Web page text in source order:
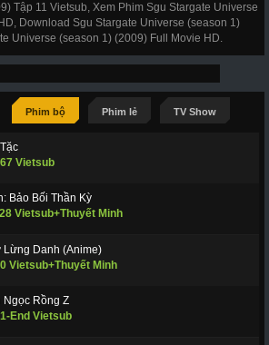
Tập 11 Vietsub, Xem Phim Sgu Stargate Universe
Download Sgu Stargate Universe (season 1)
Universe (season 1) (2009) Full Movie HD.
Phim bộ Phim lẻ TV Show
Vietsub
Bảo Bối Thần Kỳ
Vietsub+Thuyết Minh
Lừng Danh (Anime)
Vietsub+Thuyết Minh
Ngọc Rồng Z
End Vietsub